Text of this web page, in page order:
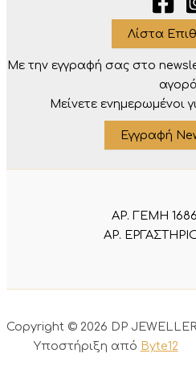
Λίστα
Με την εγγραφή σας στο
Μείνετε ενημερωμένοι
Εγγραφή
ΑΡ. ΓΕΜΗ
ΑΡ.
Copyright © 2026 DP
Υποστήριξη από Byte12